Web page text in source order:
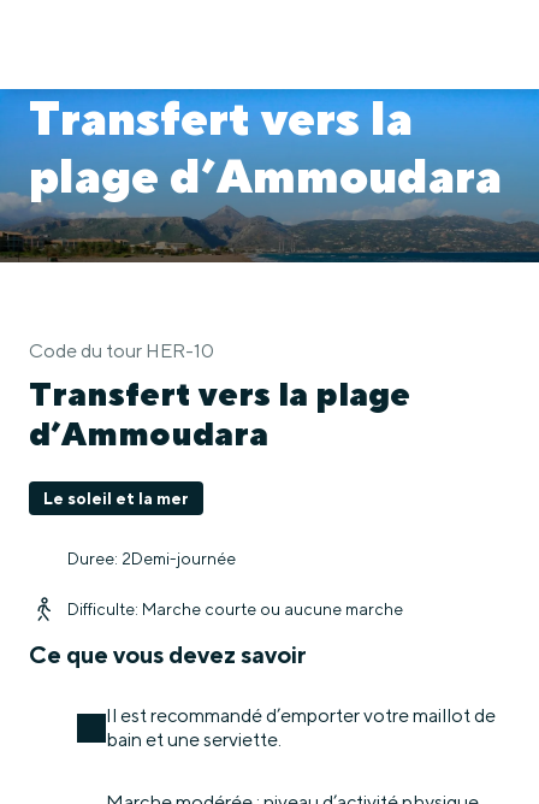
Transfert vers la
plage d’Ammoudara
Code du tour HER-10
Transfert vers la plage
d’Ammoudara
Le soleil et la mer
Duree: 2Demi-journée
Difficulte: Marche courte ou aucune marche
Ce que vous devez savoir
Il est recommandé d’emporter votre maillot de
bain et une serviette.